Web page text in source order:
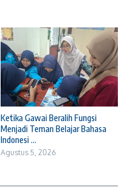
Ketika Gawai Beralih Fungsi
Menjadi Teman Belajar Bahasa
Indonesi ...
Agustus 5, 2026